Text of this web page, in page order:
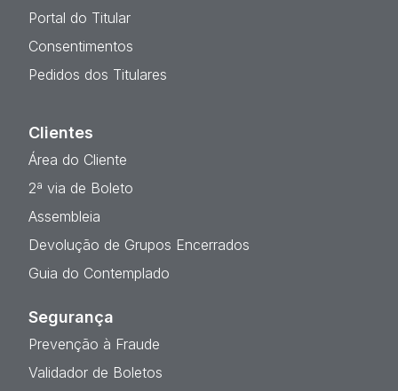
Portal do Titular
Consentimentos
Pedidos dos Titulares
Clientes
Área do Cliente
2ª via de Boleto
Assembleia
Devolução de Grupos Encerrados
Guia do Contemplado
Segurança
Prevenção à Fraude
Validador de Boletos